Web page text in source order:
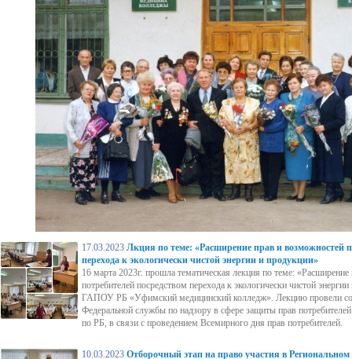
17.03.2023 Лкция по теме: «Расширение прав и возможностей
перехода к экологически чистой энергии и продукции»
16 марта 2023г. прошла тематическая лекция по теме:
потребителей посредством перехода к экологически чистой
ГАПОУ РБ «Уфимский медицинский колледж». Лекцию провели
Федеральной службы по надзору в сфере защиты прав
по РБ, в связи с проведением Всемирного дня прав потребителей.
10.03.2023 Отборочный этап на право участия в Региональном